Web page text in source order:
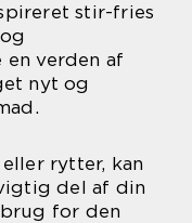
stir-fries
verden af
nyt og
rytter, kan
del af din
for den